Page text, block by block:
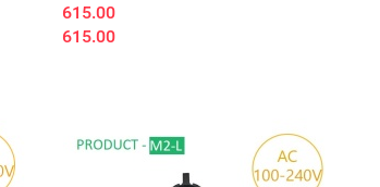
615.00
615.00